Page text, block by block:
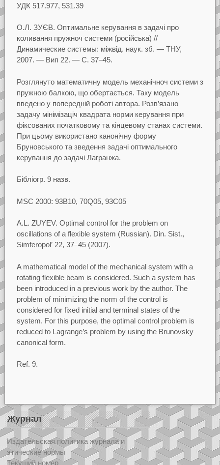
УДК 517.977, 531.39
О.Л. ЗУЄВ. Оптимальне керування в задачi про
коливання пружноч системи (росiйська) //
Динамические системы: мiжвiд. наук. зб. — ТНУ,
2007. — Вип 22. — С. 37–45.
Розглянуто математичну модель механiчноч системи з
пружною балкою, що обертається. Таку модель
введено у попереднiй роботi автора. Розв’язано
задачу мiнiмiзацiч квадрата норми керування при
фiксованих початковому та кiнцевому станах системи.
При цьому використано канонiчну форму
Бруновського та зведення задачi оптимального
керування до задачi Лагранжа.
Бiблiогр. 9 назв.
MSC 2000: 93B10, 70Q05, 93C05
A.L. ZUYEV. Optimal control for the problem on
oscillations of a flexible system (Russian). Din. Sist.,
Simferopol’22, 37–45 (2007).
A mathematical model of the mechanical system with a
rotating flexible beam is considered. Such a system has
been introduced in a previous work by the author. The
problem of minimizing the norm of the control is
considered for fixed initial and terminal states of the
system. For this purpose, the optimal control problem is
reduced to Lagrange’s problem by using the Brunovsky
canonical form.
Ref. 9.
Журнал
Издательская политика журнала и
этические нормы
Текущий номер